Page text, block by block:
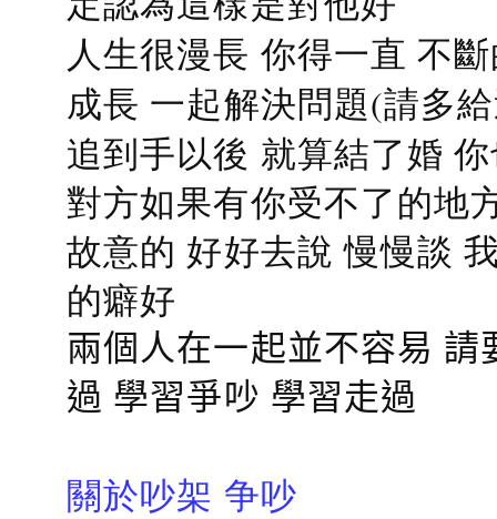
人生很漫長 你得一直 不
成長 一起解決問題(請多
追到手以後 就算結了婚
對方如果有你受不了的地
故意的 好好去說 慢慢談
的癖好
兩個人在一起並不容易
過 學習爭吵 學習走過
關於吵架 争吵